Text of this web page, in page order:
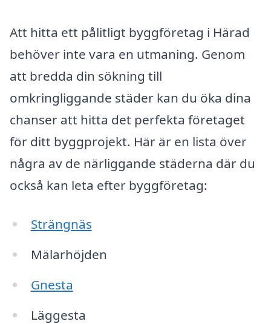
Att hitta ett pålitligt byggföretag i Härad
behöver inte vara en utmaning. Genom
att bredda din sökning till
omkringliggande städer kan du öka dina
chanser att hitta det perfekta företaget
för ditt byggprojekt. Här är en lista över
några av de närliggande städerna där du
också kan leta efter byggföretag:
Strängnäs
Mälarhöjden
Gnesta
Läggesta